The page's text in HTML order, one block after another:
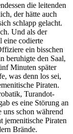
die leitenden
der hätte auch
schlapp gelacht.
Und als der
eine codierte
ein bisschen
beruhigte den Saal,
Minuten später
was denn los sei,
Piraten.
Turandot-
es eine Störung an
schon während
jemenitische Piraten
Brände.